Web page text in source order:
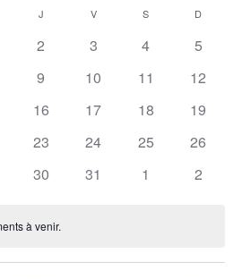
de
vues
J V S D
0
2
0
3
0
4
0
5
0
9
0
10
0
11
0
12
0
16
0
17
0
18
0
19
0
23
0
24
0
25
0
26
0
30
0
31
0
1
0
2
à venir.